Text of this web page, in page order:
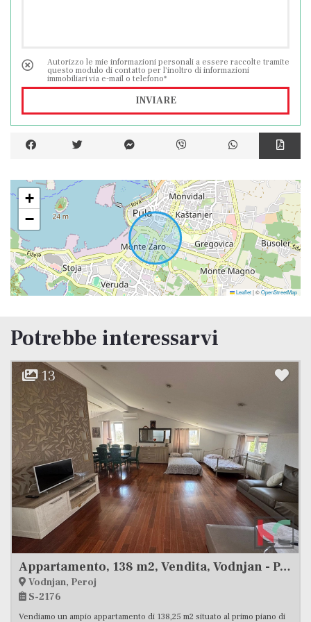
Autorizzo le mie informazioni personali a essere raccolte tramite
questo modulo di contatto per l'inoltro di informazioni
immobiliari via e-mail o telefono*
INVIARE
+
−
Leaflet|©OpenStreetMap
Potrebbe interessarvi
Appartamento, 138 m2, Vendita, Vodnjan - Peroj
10
Appartamento, 66 m2, Vendita, Pula -
Pula, Šijana
Vendiamo un meraviglioso appartamento di 66,01 m2 situato al